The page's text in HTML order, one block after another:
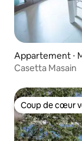
Appartement ⋅
Casetta Masain
Coup de cœur
Coup de cœur